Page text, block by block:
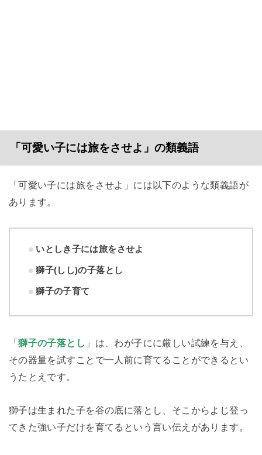
「可愛い子には旅をさせよ」の類義語
「可愛い子には旅をさせよ」には以下のような類義語が
あります。
いとしき子には旅をさせよ
獅子(しし)の子落とし
獅子の子育て
「獅子の子落とし 」は、わが子にに厳しい試練を与え、
その器量を試すことで一人前に育てることができるとい
うたとえです。
獅子は生まれた子を谷の底に落とし、そこからよじ登っ
てきた強い子だけを育てるという言い伝えがあります。